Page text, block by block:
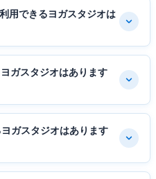
用できるヨガスタジオは
ガスタジオはあります
ガスタジオはあります